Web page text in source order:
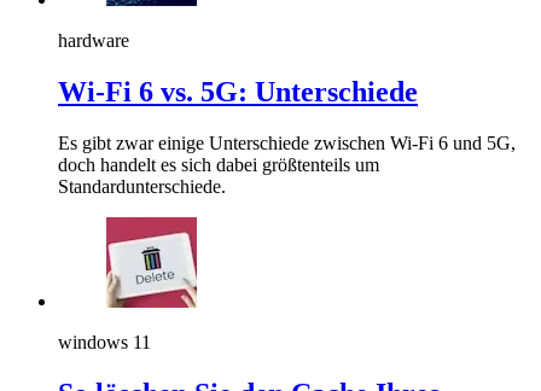
hardware
Wi-Fi 6 vs. 5G: Unterschiede
Es gibt zwar einige Unterschiede zwischen Wi-Fi 6 und 5G,
doch handelt es sich dabei größtenteils um
Standardunterschiede.
windows 11